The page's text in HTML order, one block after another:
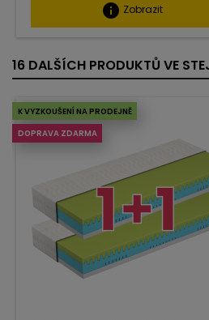
info Zobrazit
16 DALŠÍCH PRODUKTŮ VE
K VYZKOUŠENÍ NA PRODEJNĚ
DOPRAVA ZDARMA